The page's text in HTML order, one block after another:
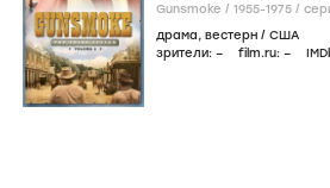
Gunsmoke / 1955-1975 /
драма, вестерн / США
зрители: – film.ru: –